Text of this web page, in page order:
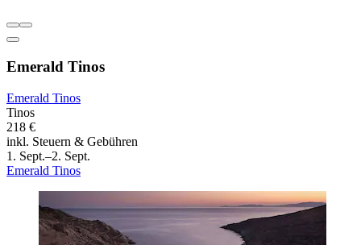
Emerald Tinos
Emerald Tinos
Tinos
218 €
inkl. Steuern & Gebühren
1. Sept.–2. Sept.
Emerald Tinos